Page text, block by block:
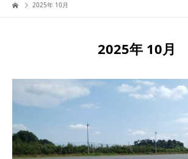
2025年 10月
2025年 10月